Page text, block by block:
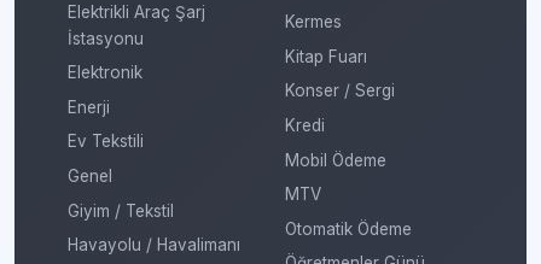
Elektrikli Araç Şarj
İstasyonu
Elektronik
Enerji
Ev Tekstili
Genel
Giyim / Tekstil
Havayolu / Havalimanı
Kermes
Kitap Fuarı
Konser / Sergi
Kredi
Mobil Ödeme
MTV
Otomatik Ödeme